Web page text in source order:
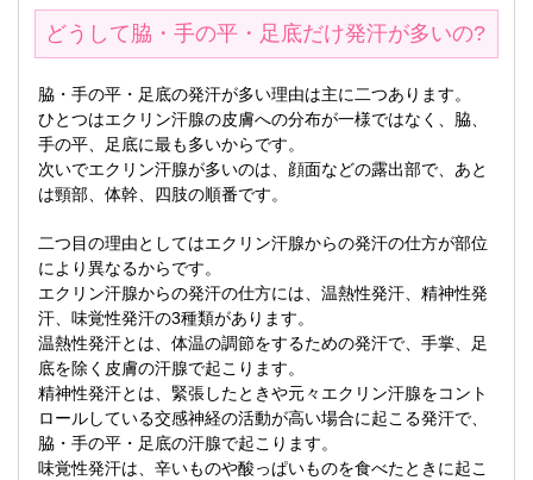
どうして脇・手の平・足底だけ発汗が多いの?
脇・手の平・足底の発汗が多い理由は主に二つあります。
ひとつはエクリン汗腺の皮膚への分布が一様ではなく、脇、
手の平、足底に最も多いからです。
次いでエクリン汗腺が多いのは、顔面などの露出部で、あと
は頸部、体幹、四肢の順番です。
二つ目の理由としてはエクリン汗腺からの発汗の仕方が部位
により異なるからです。
エクリン汗腺からの発汗の仕方には、温熱性発汗、精神性発
汗、味覚性発汗の3種類があります。
温熱性発汗とは、体温の調節をするための発汗で、手掌、足
底を除く皮膚の汗腺で起こります。
精神性発汗とは、緊張したときや元々エクリン汗腺をコント
ロールしている交感神経の活動が高い場合に起こる発汗で、
脇・手の平・足底の汗腺で起こります。
味覚性発汗は、辛いものや酸っぱいものを食べたときに起こ